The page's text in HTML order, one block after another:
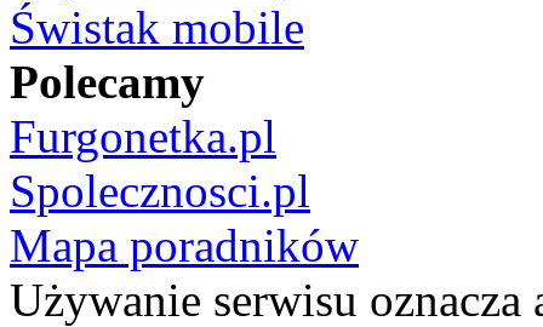
Świstak mobile
Polecamy
Furgonetka.pl
Spolecznosci.pl
Mapa poradników
Używanie serwisu oznacza